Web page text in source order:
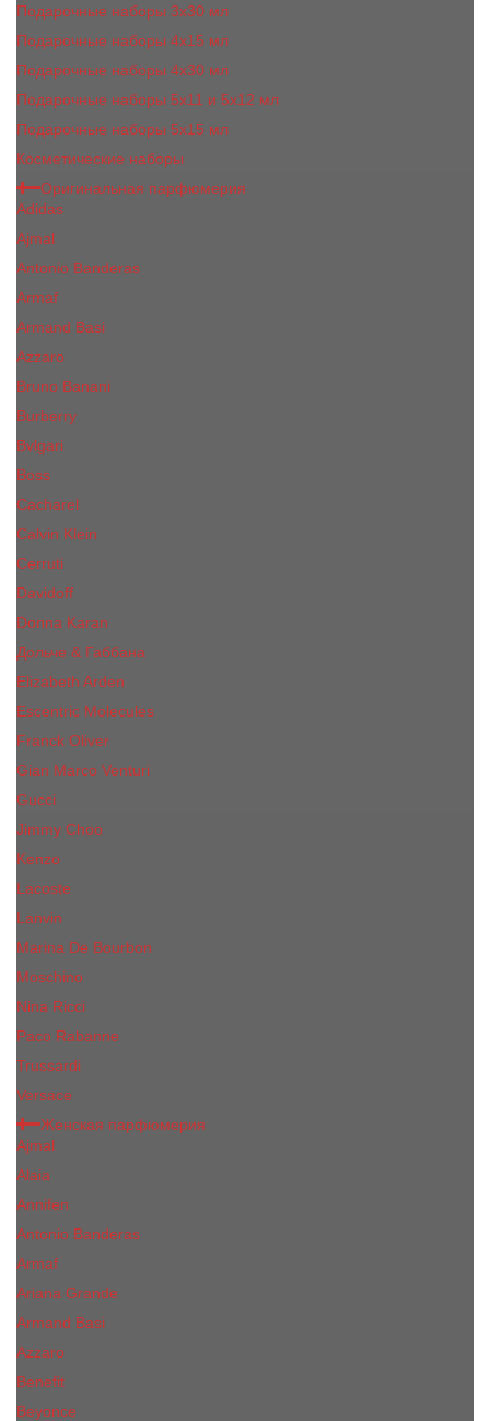
Подарочные наборы 3х30 мл
Подарочные наборы 4x15 мл
Подарочные наборы 4x30 мл
Подарочные наборы 5x11 и 5х12 мл
Подарочные наборы 5x15 мл
Косметические наборы
Оригинальная парфюмерия
Adidas
Ajmal
Antonio Banderas
Armaf
Armand Basi
Azzaro
Bruno Banani
Burberry
Bvlgari
Boss
Cacharel
Calvin Klein
Cerruti
Davidoff
Donna Karan
Дольче & Габбана
Elizabeth Arden
Escentric Molecules
Franck Oliver
Gian Marco Venturi
Gucci
Jimmy Choo
Kenzo
Lacoste
Lanvin
Marina De Bourbon
Moschino
Nina Ricci
Paco Rabanne
Trussardi
Versace
Женская парфюмерия
Ajmal
Alaia
Annifen
Antonio Banderas
Armaf
Ariana Grande
Armand Basi
Azzaro
Benefit
Beyonce